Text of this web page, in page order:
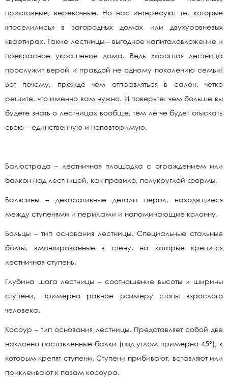
приставные, веревочные. Но нас интересуют те, которые
«поселились» в загородных домах или двухуровневых
квартирах. Такие лестницы – выгодное капиталовложение и
прекрасное украшение дома. Ведь хорошая лестница
прослужит верой и правдой не одному поколению семьи!
Вот почему, прежде чем отправляться в салон, четко
решите, что именно вам нужно. И поверьте: чем больше вы
будете знать о лестницах вообще, тем легче будет отыскать
свою – единственную и неповторимую.
Балюстрада – лестничная площадка с ограждением или
балкон над лестницей, как правило, полукруглой формы.
Балясины – декоративные детали перил, находящиеся
между ступенями и перилами и напоминающие колонну.
Больцы – тип основания лестницы. Специальные стальные
болты, вмонтированные в стену, на которые крепится
лестничная ступень.
Глубина шага лестницы – соотношение высоты и ширины
ступени, примерно равное размеру стопы взрослого
человека.
Косоур – тип основания лестницы. Представляет собой две
наклонно поставленные балки (под углом примерно 45°), к
которым крепят ступени. Ступени прибивают, вставляют или
приклеивают к пазам косоура.